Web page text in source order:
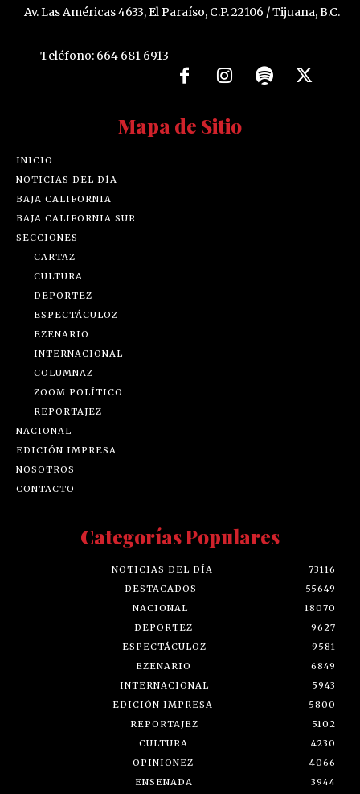
Av. Las Américas 4633, El Paraíso, C.P. 22106 / Tijuana, B.C.
Teléfono: 664 681 6913
Mapa de Sitio
INICIO
NOTICIAS DEL DÍA
BAJA CALIFORNIA
BAJA CALIFORNIA SUR
SECCIONES
CARTAZ
CULTURA
DEPORTEZ
ESPECTÁCULOZ
EZENARIO
INTERNACIONAL
COLUMNAZ
ZOOM POLÍTICO
REPORTAJEZ
NACIONAL
EDICIÓN IMPRESA
NOSOTROS
CONTACTO
Categorías Populares
NOTICIAS DEL DÍA
73116
DESTACADOS
55649
NACIONAL
18070
DEPORTEZ
9627
ESPECTÁCULOZ
9581
EZENARIO
6849
INTERNACIONAL
5943
EDICIÓN IMPRESA
5800
REPORTAJEZ
5102
CULTURA
4230
OPINIONEZ
4066
ENSENADA
3944